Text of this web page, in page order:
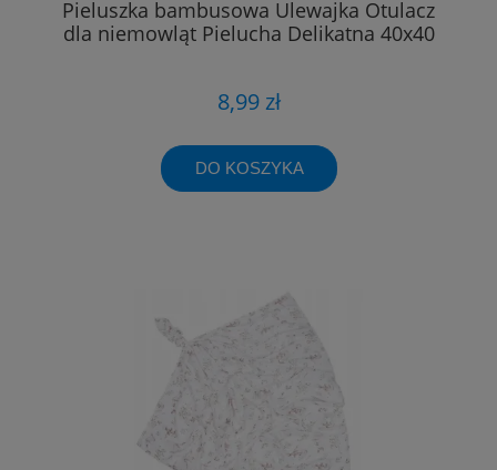
Pieluszka bambusowa Ulewajka Otulacz
dla niemowląt Pielucha Delikatna 40x40
8,99 zł
DO KOSZYKA